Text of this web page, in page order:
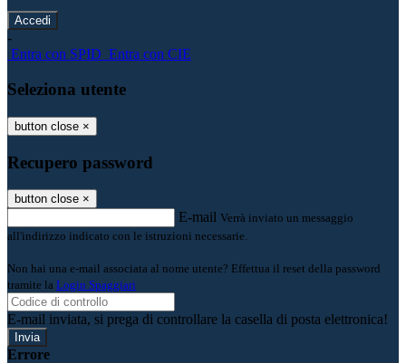
-
Entra con SPID Entra con CIE
Seleziona utente
button close ×
Recupero password
button close ×
E-mail Verrà inviato un messaggio
all'indirizzo indicato con le istruzioni necessarie.
Non hai una e-mail associata al nome utente? Effettua il reset della password
tramite la Login Spaggiari
E-mail inviata, si prega di controllare la casella di posta elettronica!
Errore